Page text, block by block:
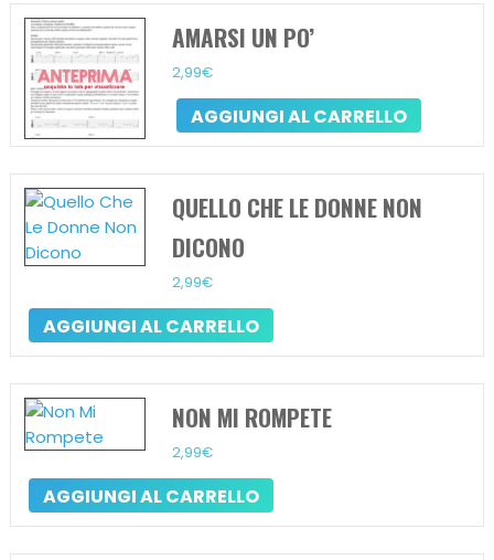
AMARSI UN PO’
2,99€
AGGIUNGI AL CARRELLO
QUELLO CHE LE DONNE NON
DICONO
2,99€
AGGIUNGI AL CARRELLO
NON MI ROMPETE
2,99€
AGGIUNGI AL CARRELLO